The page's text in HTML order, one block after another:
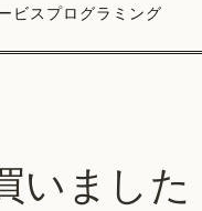
ビス プログラミング
いました